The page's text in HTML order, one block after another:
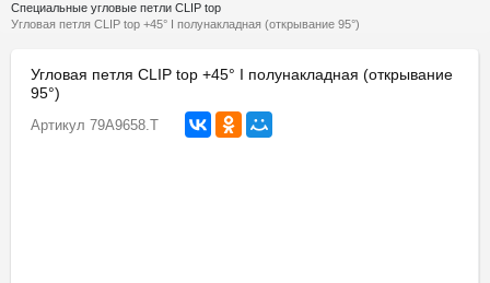
Специальные угловые петли CLIP top
Угловая петля CLIP top +45° I полунакладная (открывание 95°)
Угловая петля CLIP top +45° I полунакладная (открывание
95°)
Артикул 79A9658.T